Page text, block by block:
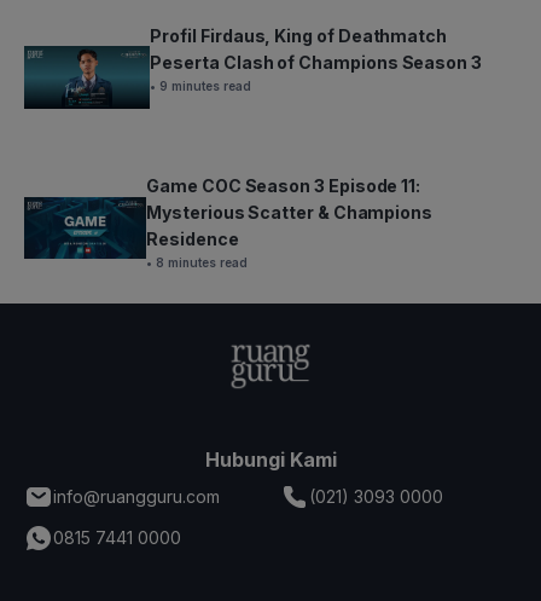
Profil Firdaus, King of Deathmatch
Peserta Clash of Champions Season 3
• 9 minutes read
Game COC Season 3 Episode 11:
Mysterious Scatter & Champions
Residence
• 8 minutes read
Hubungi Kami
info@ruangguru.com
(021) 3093 0000
0815 7441 0000